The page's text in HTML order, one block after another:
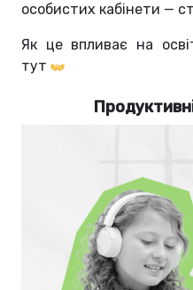
особистих кабінети —
Як це впливає на
тут